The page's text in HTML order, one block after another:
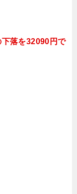
下落を32090円で